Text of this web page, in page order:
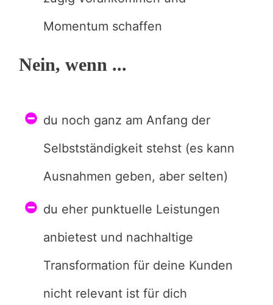
Momentum schaffen
Nein, wenn ...
du noch ganz am Anfang der
Selbstständigkeit stehst (es kann
Ausnahmen geben, aber selten)
du eher punktuelle Leistungen
anbietest und nachhaltige
Transformation für deine Kunden
nicht relevant ist für dich